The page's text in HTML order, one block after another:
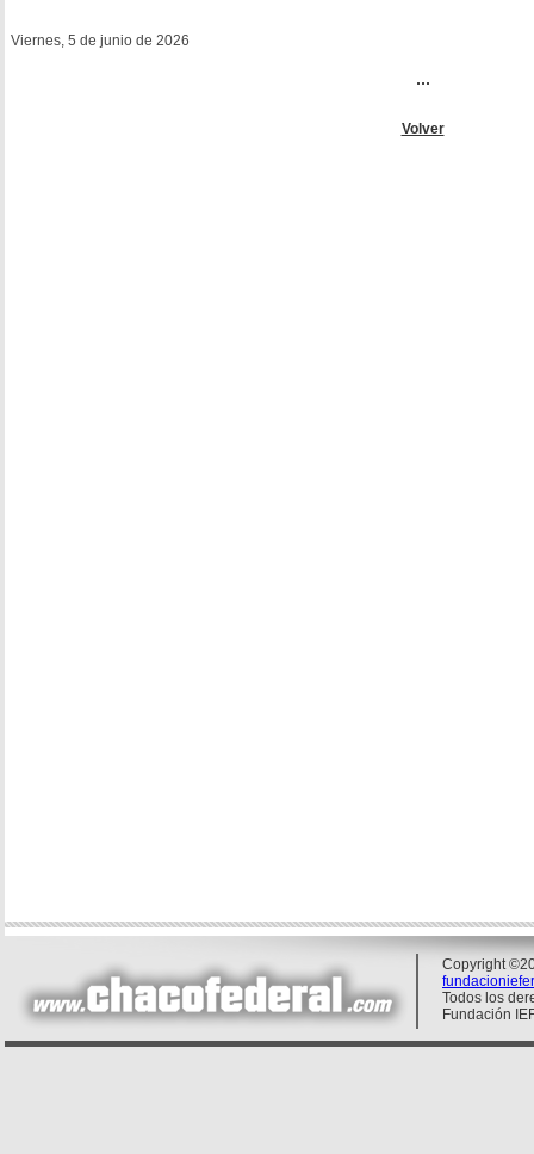
Viernes, 5 de junio de 2026
...
Volver
Copyright
Todos los
Fundación